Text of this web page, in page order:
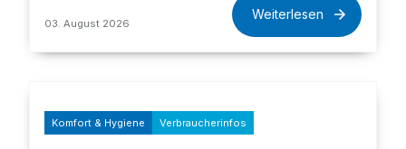
03. August 2026
Weiterlesen
Komfort & Hygiene Verbraucherinfos